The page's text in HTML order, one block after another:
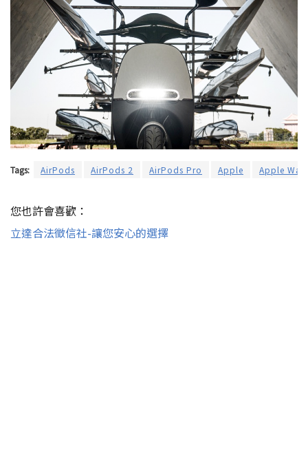
Tags: AirPods AirPods 2 AirPods Pro Apple Apple
您也許會喜歡：
立達合法徵信社-讓您安心的選擇